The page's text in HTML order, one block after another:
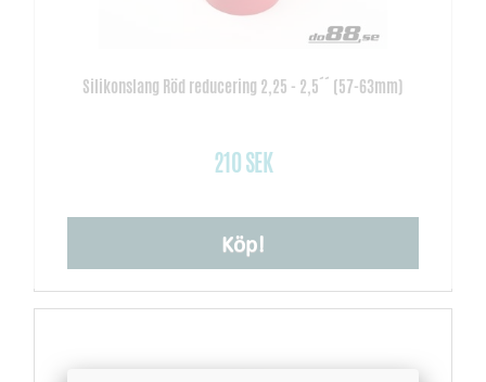
Silikonslang Röd reducering 2,25 - 2,5´´ (57-63mm)
210 SEK
Köp!